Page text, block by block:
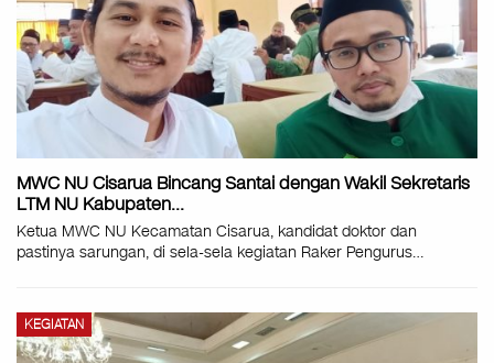
MWC NU Cisarua Bincang Santai dengan Wakil Sekretaris
LTM NU Kabupaten…
Ketua MWC NU Kecamatan Cisarua, kandidat doktor dan
pastinya sarungan, di sela-sela kegiatan Raker Pengurus…
KEGIATAN